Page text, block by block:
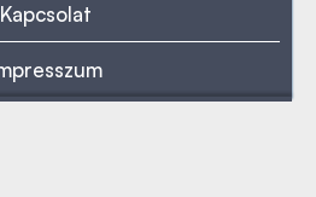
Kapcsolat